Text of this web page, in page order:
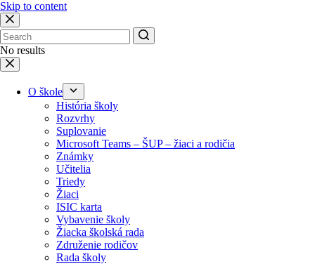
Skip to content
No results
O škole
História školy
Rozvrhy
Suplovanie
Microsoft Teams – ŠUP – žiaci a rodičia
Známky
Učitelia
Triedy
Žiaci
ISIC karta
Vybavenie školy
Žiacka školská rada
Združenie rodičov
Rada školy